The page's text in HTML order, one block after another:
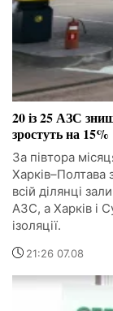
20 із 25 АЗС
зростуть на 15%
За півтора
всій ділянці
АЗС, а Харків і
ізоляції.
21:26 07.08